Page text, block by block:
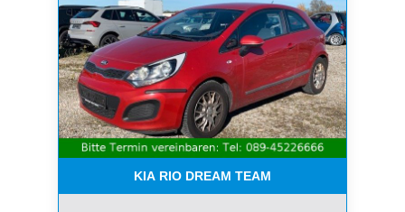
KIA RIO DREAM TEAM